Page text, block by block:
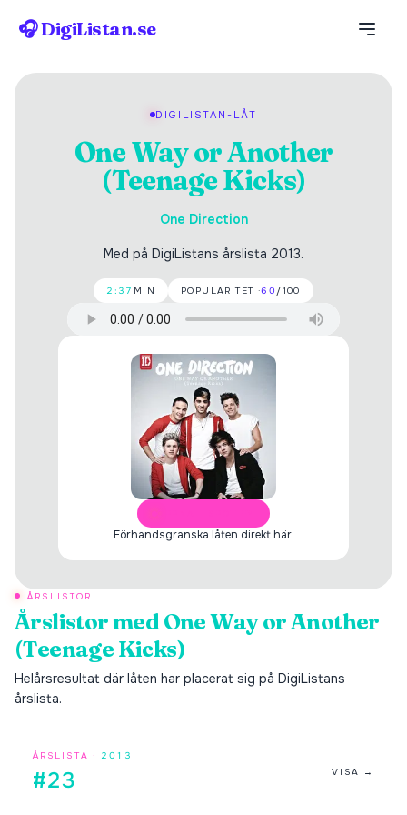
🎧 DigiListan.se
DIGILISTAN-LÅT
One Way or Another
(Teenage Kicks)
One Direction
Med på DigiListans årslista 2013.
2:37 MIN POPULARITET ·60 /100
Förhandsgranska låten direkt här.
ÅRSLISTOR
Årslistor medOne Way or Another
(Teenage Kicks)
Helårsresultat där låten har placerat sig på DigiListans
årslista.
ÅRSLISTA · 2013
#23 VISA →